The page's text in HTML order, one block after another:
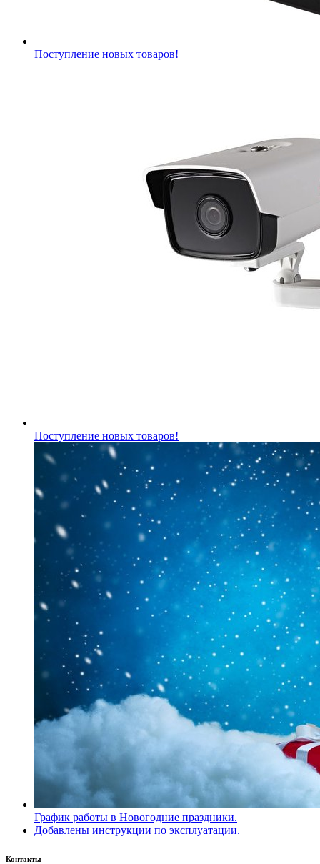
Поступление новых товаров!
Поступление новых товаров!
График работы в Новогодние праздники.
Добавлены инструкции по эксплуатации.
Контакты